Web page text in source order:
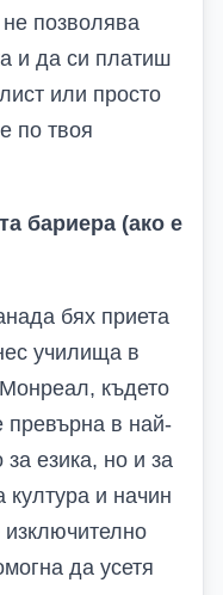
позволява
и да си платиш
или просто
по твоя
бариера (ако е
бях приета
училища в
където
превърна в най-
езика, но и за
и начин
да усетя